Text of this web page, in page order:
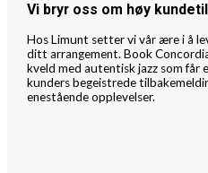
Vi bryr oss om høy
Hos Limunt setter vi vår ære i å
ditt arrangement. Book
kveld med autentisk jazz som får
kunders begeistrede
enestående opplevelser.